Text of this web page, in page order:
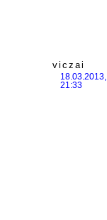
viczai
18.03.2013,
21:33